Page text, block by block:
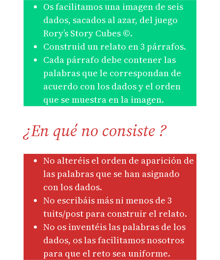
Os facilitamos una imagen de seis
dados, sacados al azar, del juego
Rory’s Story Cubes ©.
Construid un relato en 3 párrafos.
Cada párrafo debe contener las
palabras que le correspondan de
acuerdo con los dados y el orden
que se muestra en la imagen.
¿En qué no consiste ?
No alteréis el orden de aparición de
las palabras que se han asignado
con los dados.
No escribáis más ni menos de 3
tuits/post para construir el relato.
No os inventéis las palabras de los
dados, os las facilitamos nosotros
para que el reto sea uniforme.